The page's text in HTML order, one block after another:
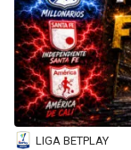
LIGA BETPLAY